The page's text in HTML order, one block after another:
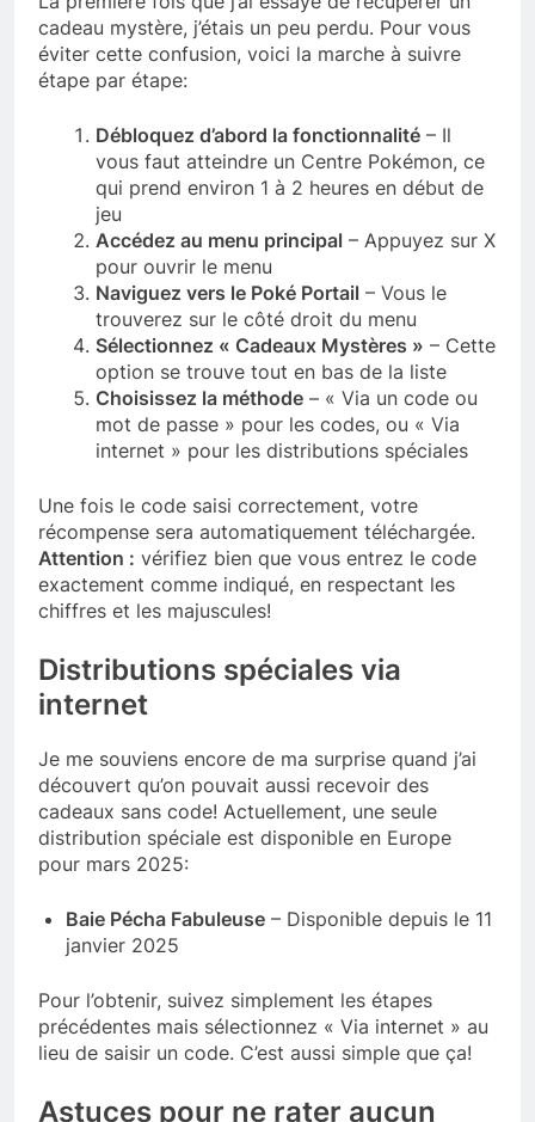
cadeau mystère, j’étais un peu perdu. Pour vous
éviter cette confusion, voici la marche à suivre
étape par étape:
Débloquez d’abord la fonctionnalité – Il
vous faut atteindre un Centre Pokémon, ce
qui prend environ 1 à 2 heures en début de
jeu
Accédez au menu principal – Appuyez sur X
pour ouvrir le menu
Naviguez vers le Poké Portail – Vous le
trouverez sur le côté droit du menu
Sélectionnez « Cadeaux Mystères » – Cette
option se trouve tout en bas de la liste
Choisissez la méthode – « Via un code ou
mot de passe » pour les codes, ou « Via
internet » pour les distributions spéciales
Une fois le code saisi correctement, votre
récompense sera automatiquement téléchargée.
Attention : vérifiez bien que vous entrez le code
exactement comme indiqué, en respectant les
chiffres et les majuscules!
Distributions spéciales via
internet
Je me souviens encore de ma surprise quand j’ai
découvert qu’on pouvait aussi recevoir des
cadeaux sans code! Actuellement, une seule
distribution spéciale est disponible en Europe
pour mars 2025:
Baie Pécha Fabuleuse – Disponible depuis le 11
janvier 2025
Pour l’obtenir, suivez simplement les étapes
précédentes mais sélectionnez « Via internet » au
lieu de saisir un code. C’est aussi simple que ça!
Astuces pour ne rater aucun